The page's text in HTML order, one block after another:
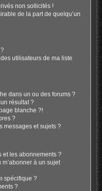
non sollicités !
de la part de quelqu’un
utilisateurs de ma liste
dans un ou des forums ?
résultat ?
blanche ?!
?
messages et sujets ?
et les abonnements ?
à un sujet
spécifique ?
?